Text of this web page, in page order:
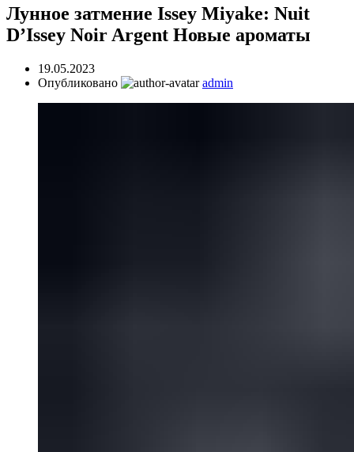
Лунное затмение Issey Miyake: Nuit
D’Issey Noir Argent Новые ароматы
19.05.2023
Опубликовано
admin